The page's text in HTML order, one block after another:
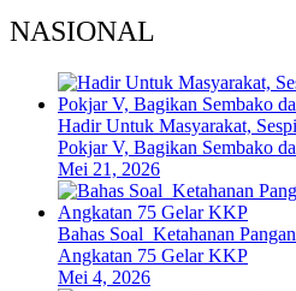
NASIONAL
Hadir Untuk Masyarakat,
Pokjar V, Bagikan Sembako
Mei 21, 2026
Bahas Soal Ketahanan
Angkatan 75 Gelar KKP
Mei 4, 2026